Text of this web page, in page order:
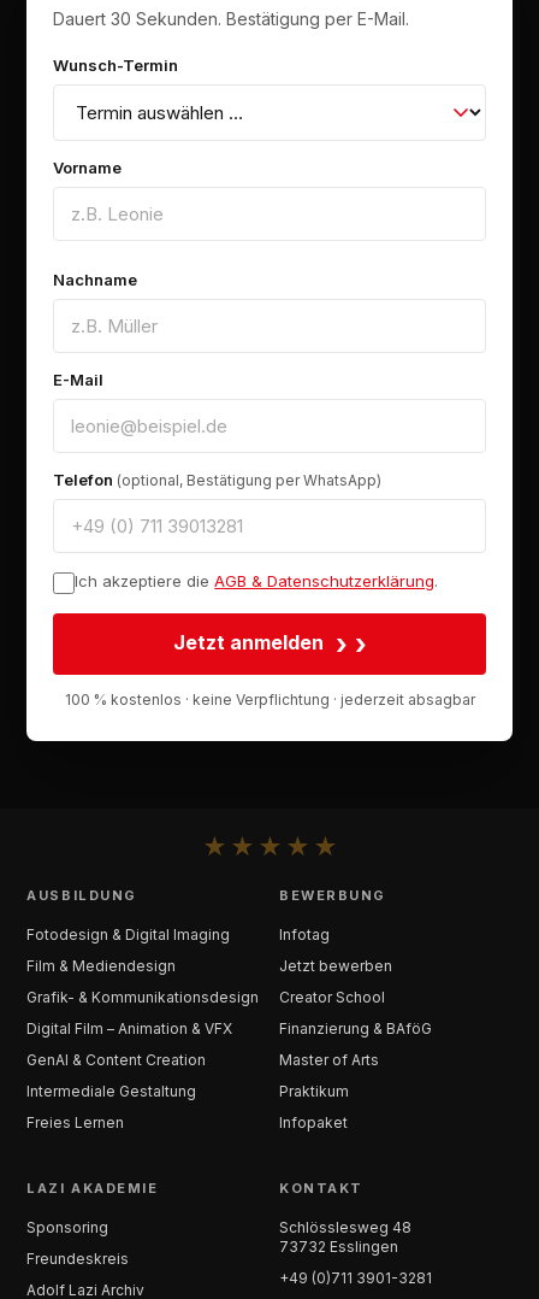
Dauert 30 Sekunden. Bestätigung per E-Mail.
Wunsch-Termin
Vorname
Nachname
E-Mail
Telefon (optional, Bestätigung per WhatsApp)
Ich akzeptiere die AGB & Datenschutzerklärung.
Jetzt anmelden ›
100 % kostenlos · keine Verpflichtung · jederzeit absagbar
★ ★ ★ ★ ★
AUSBILDUNG
Fotodesign & Digital Imaging
Film & Mediendesign
Grafik- & Kommunikationsdesign
Digital Film – Animation & VFX
GenAI & Content Creation
Intermediale Gestaltung
Freies Lernen
BEWERBUNG
Infotag
Jetzt bewerben
Creator School
Finanzierung & BAföG
Master of Arts
Praktikum
Infopaket
LAZI AKADEMIE
Sponsoring
Freundeskreis
Adolf Lazi Archiv
KONTAKT
Schlösslesweg 48
73732 Esslingen
+49 (0)711 3901-3281